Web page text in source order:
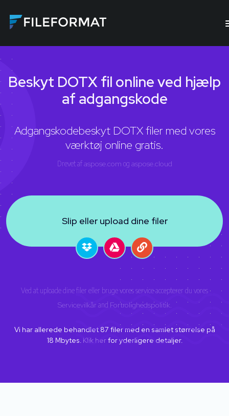
Beskyt DOTX fil online ved hjælp
af adgangskode
Adgangskodebeskyt DOTX filer med vores
værktøj online gratis.
Drevet afaspose.com og aspose.cloud
Slip eller upload dine filer
Ved at uploade dine filer eller bruge vores service accepterer du vores
Servicevilkår and Fortrolighedspolitik
Vi har allerede behandlet 87 filer med en samlet størrelse på
18 Mbytes. Klik herfor yderligere detaljer.